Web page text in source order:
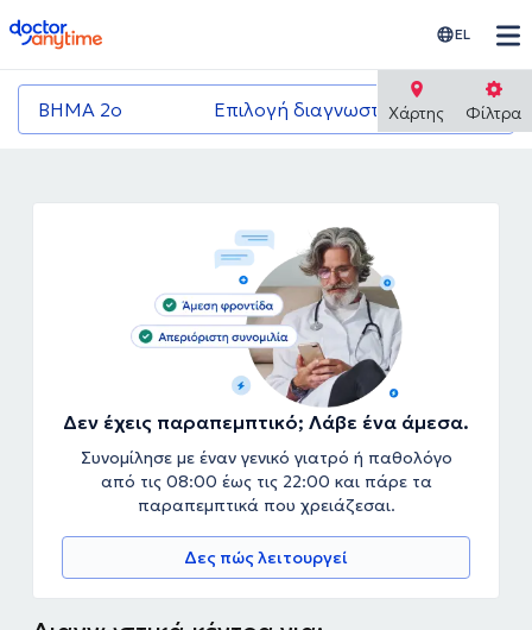
doctoranytime EL
ΒΗΜΑ 2ο Επιλογή διαγνωστικού κέντρου
Χάρτης Φίλτρα
Δεν έχεις παραπεμπτικό; Λάβε ένα άμεσα.
Συνομίλησε με έναν γενικό γιατρό ή παθολόγο
από τις 08:00 έως τις 22:00 και πάρε τα
παραπεμπτικά που χρειάζεσαι.
Δες πώς λειτουργεί